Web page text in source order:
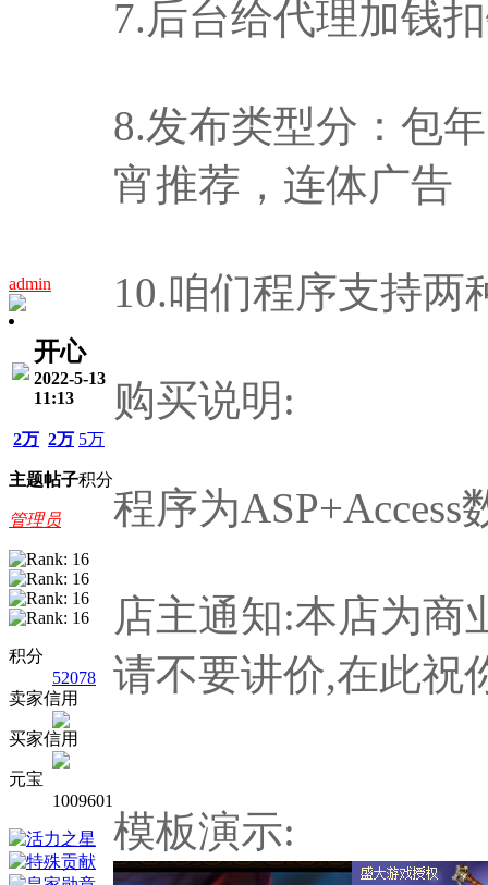
admin
开心
2022-5-13
11:13
2万
主题
2万
帖子
5万
积分
管理员
积分
52078
卖家信用
买家信用
元宝
1009601
7.后台给代理加钱
8.发布类型分：包
宵推荐，连体广告
10.咱们程序支持
购买说明:
程序为
店主通知:本店为商
请不要讲价,在此祝
模板演示: